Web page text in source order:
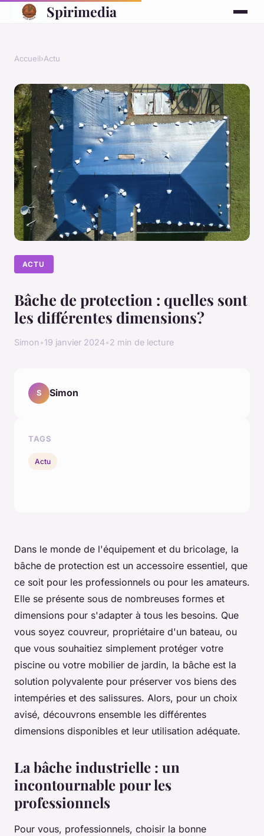
Spirimedia
Accueil›Actu
ACTU
Bâche de protection : quelles sont
les différentes dimensions?
Simon•19 janvier 2024•2 min de lecture
Dans le monde de l'équipement et du bricolage, la
bâche de protection est un accessoire essentiel, que
ce soit pour les professionnels ou pour les amateurs.
Elle se présente sous de nombreuses formes et
dimensions pour s'adapter à tous les besoins. Que
vous soyez couvreur, propriétaire d'un bateau, ou
que vous souhaitiez simplement protéger votre
piscine ou votre mobilier de jardin, la bâche est la
solution polyvalente pour préserver vos biens des
intempéries et des salissures. Alors, pour un choix
avisé, découvrons ensemble les différentes
dimensions disponibles et leur utilisation adéquate.
La bâche industrielle : un
incontournable pour les
professionnels
Pour vous, professionnels, choisir la bonne
S Simon
TAGS
Actu